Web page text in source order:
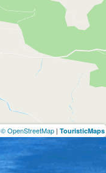
© OpenStreetMap | TouristicMaps